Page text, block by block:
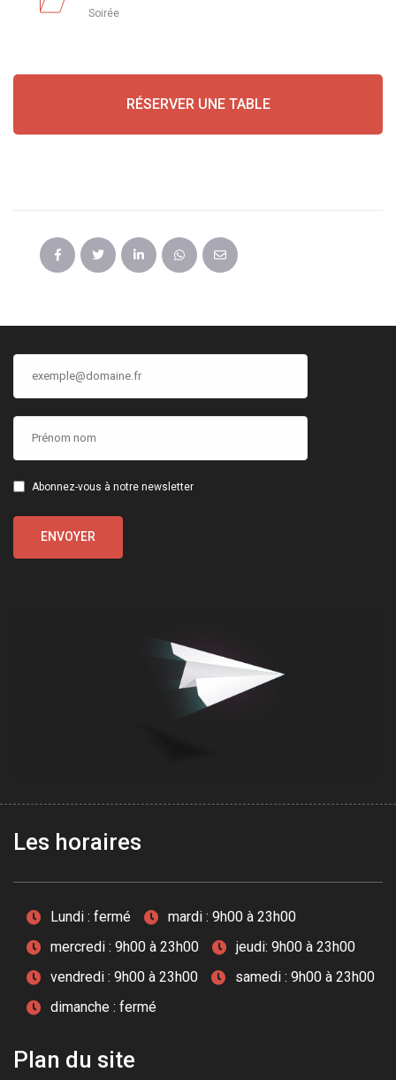
Soirée
RÉSERVER UNE TABLE
Abonnez-vous à notre newsletter
Les horaires
Lundi : fermé
mardi : 9h00 à 23h00
mercredi : 9h00 à 23h00
jeudi: 9h00 à 23h00
vendredi : 9h00 à 23h00
samedi : 9h00 à 23h00
dimanche : fermé
Plan du site